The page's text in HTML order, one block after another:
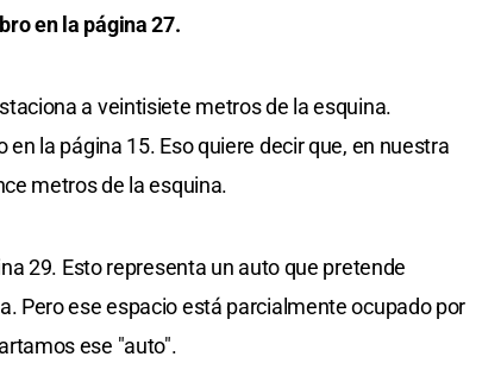
en la página 27.
a veintisiete metros de la esquina.
la página 15. Eso quiere decir que, en nuestra
metros de la esquina.
29. Esto representa un auto que pretende
Pero ese espacio está parcialmente ocupado por
ese "auto".